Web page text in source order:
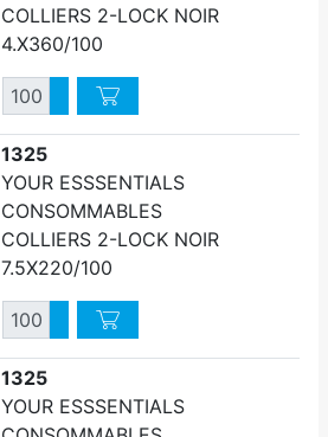
COLLIERS 2-LOCK NOIR
4.X360/100
QuantitéAugmenter quantité
Diminuer quantité
1325
YOUR ESSSENTIALS
CONSOMMABLES
COLLIERS 2-LOCK NOIR
7.5X220/100
QuantitéAugmenter quantité
Diminuer quantité
1325
YOUR ESSSENTIALS